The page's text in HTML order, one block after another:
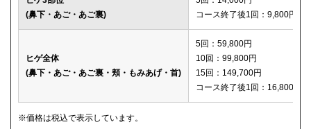
メディカルエピレーションクリニック 150,600円
(鼻下・あご・あご裏)
コース終了後1回：9,800円
ヒゲ全体
(鼻下・あご・あご裏・頬・もみあげ・首)
5回：59,800円
10回：99,800円
15回：149,700円
コース終了後1回：16,800円
※価格は税込で表示しています。